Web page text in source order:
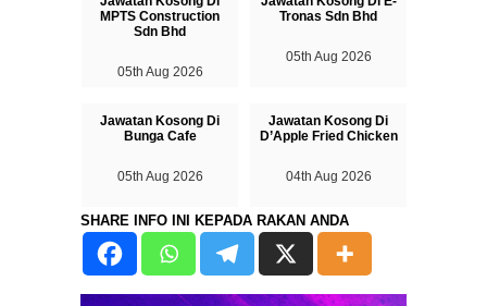
MPTS Construction
Sdn Bhd
05th Aug 2026
Tronas Sdn Bhd
05th Aug 2026
Jawatan Kosong Di
Bunga Cafe
05th Aug 2026
Jawatan Kosong Di
D’Apple Fried Chicken
04th Aug 2026
SHARE INFO INI KEPADA RAKAN ANDA